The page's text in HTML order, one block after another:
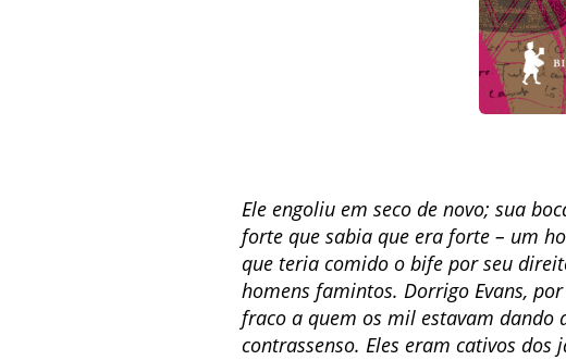
Ele engoliu em seco de novo; sua
forte que sabia que era forte – um
que teria comido o bife por seu
homens famintos. Dorrigo Evans,
fraco a quem os mil estavam dando
contrassenso. Eles eram cativos dos